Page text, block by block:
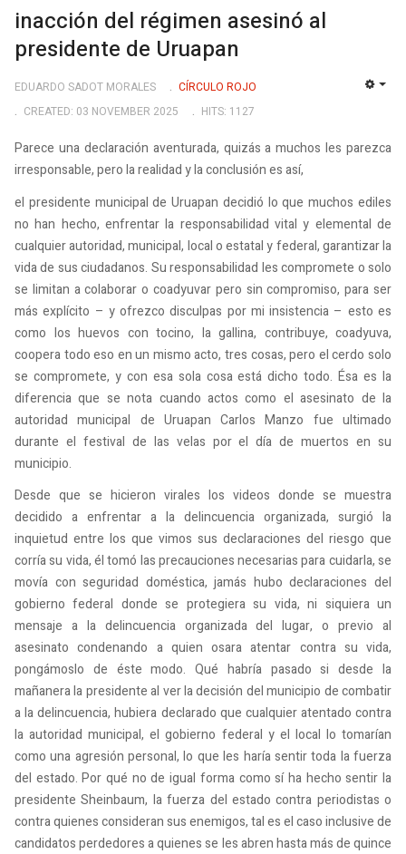
inacción del régimen asesinó al
presidente de Uruapan
EDUARDO SADOT MORALES
CÍRCULO ROJO
CREATED: 03 NOVEMBER 2025
HITS: 1127
Parece una declaración aventurada, quizás a muchos les parezca
irresponsable, pero la realidad y la conclusión es así,
el presidente municipal de Uruapan decidió lo que muchos ediles
no han hecho, enfrentar la responsabilidad vital y elemental de
cualquier autoridad, municipal, local o estatal y federal, garantizar la
vida de sus ciudadanos. Su responsabilidad les compromete o solo
se limitan a colaborar o coadyuvar pero sin compromiso, para ser
más explícito – y ofrezco disculpas por mi insistencia – esto es
como los huevos con tocino, la gallina, contribuye, coadyuva,
coopera todo eso en un mismo acto, tres cosas, pero el cerdo solo
se compromete, y con esa sola cosa está dicho todo. Ésa es la
diferencia que se nota cuando actos como el asesinato de la
autoridad municipal de Uruapan Carlos Manzo fue ultimado
durante el festival de las velas por el día de muertos en su
municipio.
Desde que se hicieron virales los videos donde se muestra
decidido a enfrentar a la delincuencia organizada, surgió la
inquietud entre los que vimos sus declaraciones del riesgo que
corría su vida, él tomó las precauciones necesarias para cuidarla, se
movía con seguridad doméstica, jamás hubo declaraciones del
gobierno federal donde se protegiera su vida, ni siquiera un
mensaje a la delincuencia organizada del lugar, o previo al
asesinato condenando a quien osara atentar contra su vida,
pongámoslo de éste modo. Qué habría pasado si desde la
mañanera la presidente al ver la decisión del municipio de combatir
a la delincuencia, hubiera declarado que cualquier atentado contra
la autoridad municipal, el gobierno federal y el local lo tomarían
como una agresión personal, lo que les haría sentir toda la fuerza
del estado. Por qué no de igual forma como sí ha hecho sentir la
presidente Sheinbaum, la fuerza del estado contra periodistas o
contra quienes consideran sus enemigos, tal es el caso inclusive de
candidatos perdedores a quienes se les abren hasta más de quince